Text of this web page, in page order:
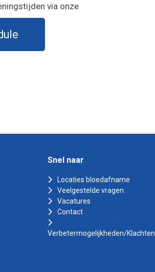
via onze
Snel naar
Locaties bloedafname
Veelgestelde vragen
Vacatures
Contact
Verbetermogelijkheden/Klachten